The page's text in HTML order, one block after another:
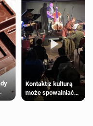
Kontakt z kulturą
może spowalniać
starzenie